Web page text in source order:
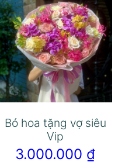
Bó hoa tặng vợ siêu
Vip
3.000.000 ₫